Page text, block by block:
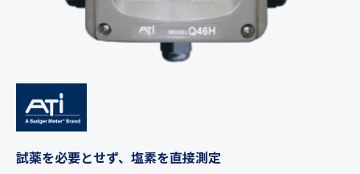
試薬を必要とせず、塩素を直接測定